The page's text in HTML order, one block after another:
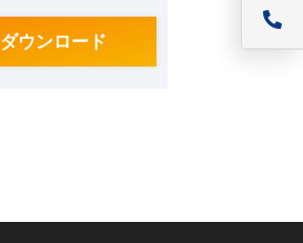
ダウンロード